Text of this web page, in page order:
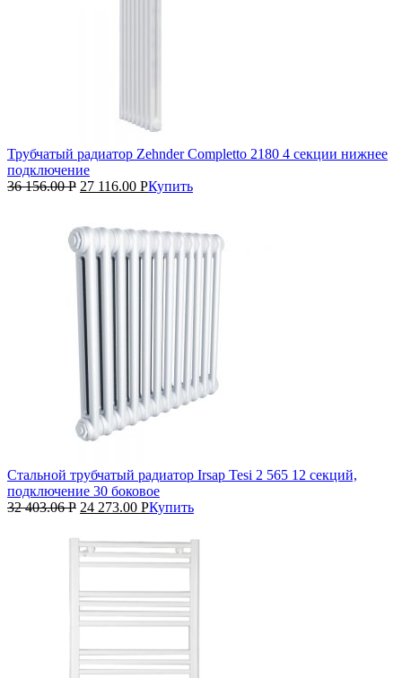
Трубчатый радиатор Zehnder Completto 2180 4 секции нижнее
подключение
36 156.00Р 27 116.00 РКупить
Стальной трубчатый радиатор Irsap Tesi 2 565 12 секций,
подключение 30 боковое
32 403.06Р 24 273.00 РКупить